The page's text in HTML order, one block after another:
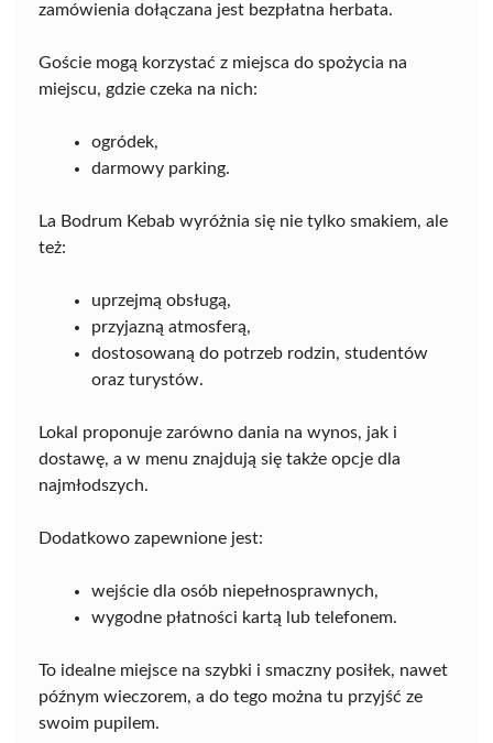
zamówienia dołączana jest bezpłatna herbata.
Goście mogą korzystać z miejsca do spożycia na
miejscu, gdzie czeka na nich:
ogródek,
darmowy parking.
La Bodrum Kebab wyróżnia się nie tylko smakiem, ale
też:
uprzejmą obsługą,
przyjazną atmosferą,
dostosowaną do potrzeb rodzin, studentów
oraz turystów.
Lokal proponuje zarówno dania na wynos, jak i
dostawę, a w menu znajdują się także opcje dla
najmłodszych.
Dodatkowo zapewnione jest:
wejście dla osób niepełnosprawnych,
wygodne płatności kartą lub telefonem.
To idealne miejsce na szybki i smaczny posiłek, nawet
późnym wieczorem, a do tego można tu przyjść ze
swoim pupilem.